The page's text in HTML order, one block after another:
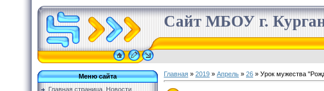
Сайт МБОУ г.
Меню сайта
Главная страница. Новости
Главная » 2019 » Апрель » 26 » Урок мужества